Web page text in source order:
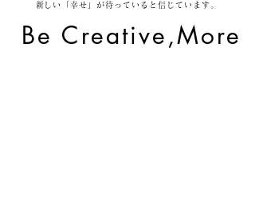
​新しい「幸せ」が待っていると信じています。
Be Creative,More